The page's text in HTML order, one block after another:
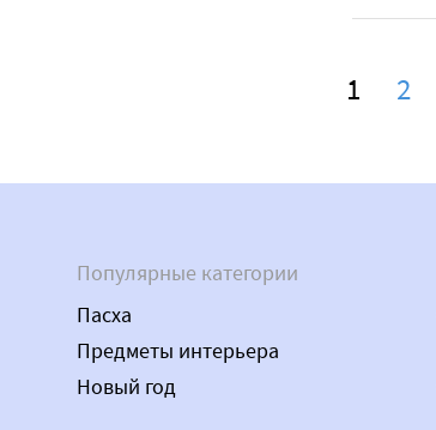
1 2
Популярные категории
Пасха
Предметы интерьера
Новый год